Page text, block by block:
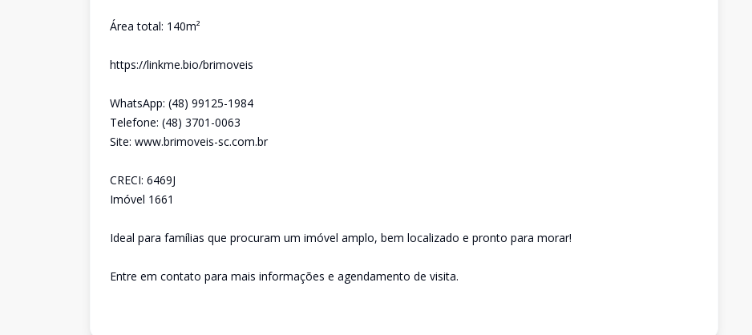
Área total: 140m²
https://linkme.bio/brimoveis
WhatsApp: (48) 99125-1984
Telefone: (48) 3701-0063
Site: www.brimoveis-sc.com.br
CRECI: 6469J
Imóvel 1661
Ideal para famílias que procuram um imóvel amplo, bem localizado e pronto para morar!
Entre em contato para mais informações e agendamento de visita.